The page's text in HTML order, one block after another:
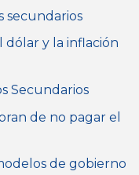
secundarios
dólar y la inflación
Secundarios
de no pagar el
de gobierno